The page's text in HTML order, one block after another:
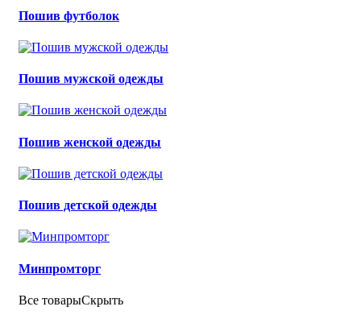
Пошив футболок
Пошив мужской одежды
Пошив женской одежды
Пошив детской одежды
Минпромторг
Все товарыСкрыть